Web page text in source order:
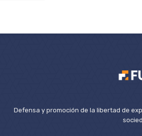
Defensa y promoción de la libertad de